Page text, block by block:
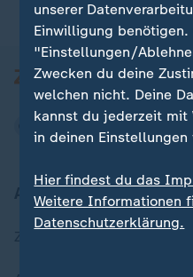
Aktuell bei ZDFheute
unserer
Einwilligung
"Einstellungen/
Zwecken du deine
welchen nicht. Deine
kannst du jederzeit mit
in deinen
Hier findest du das
Weitere Informationen
Datenschutzerklärung.